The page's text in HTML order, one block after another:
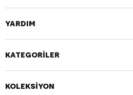
YARDIM
KATEGORİLER
KOLEKSİYON